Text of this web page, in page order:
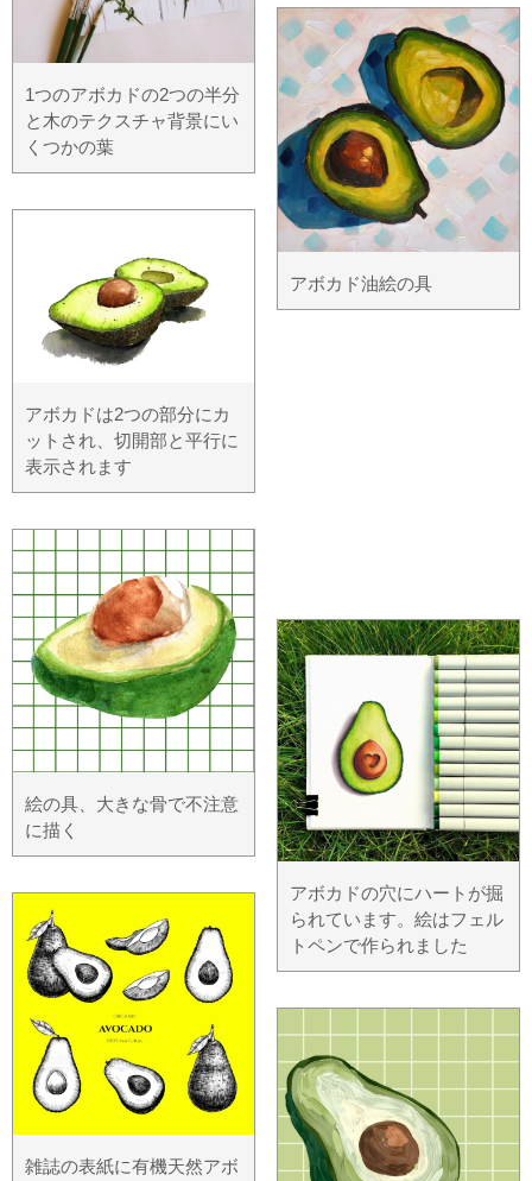
1つのアボカドの2つの半分
と木のテクスチャ背景にい
くつかの葉
アボカドは2つの部分にカ
ットされ、切開部と平行に
表示されます
絵の具、大きな骨で不注意
に描く
雑誌の表紙に有機天然アボ
アボカド油絵の具
アボカドの穴にハートが掘
られています。絵はフェル
トペンで作られました